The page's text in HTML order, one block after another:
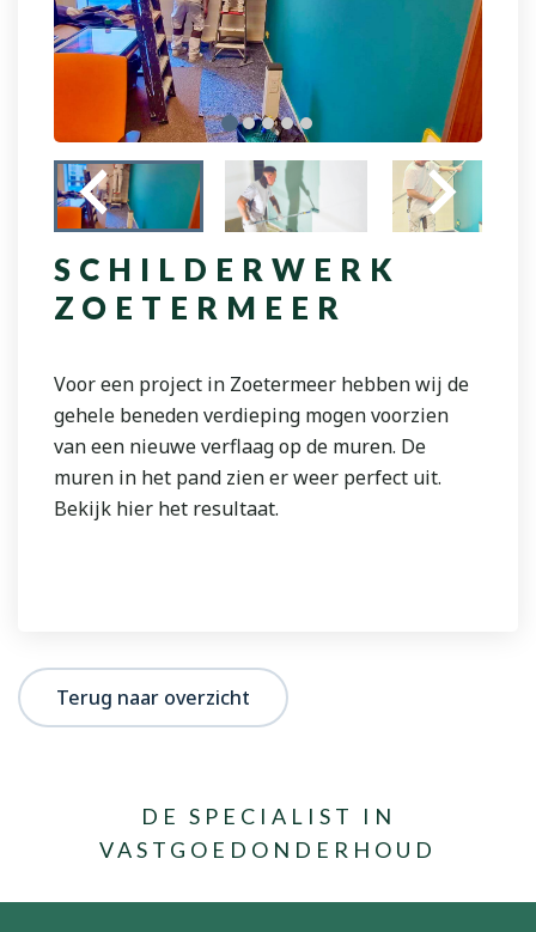
SCHILDERWERK
ZOETERMEER
Voor een project in Zoetermeer hebben wij de
gehele beneden verdieping mogen voorzien
van een nieuwe verflaag op de muren. De
muren in het pand zien er weer perfect uit.
Bekijk hier het resultaat.
Terug naar overzicht
DE SPECIALIST IN
VASTGOEDONDERHOUD